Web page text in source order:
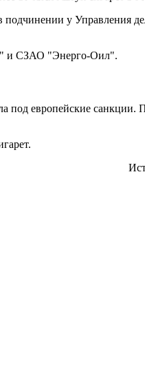
подчинении у Управления
и СЗАО "Энерго-Оил".
под европейские санкции.